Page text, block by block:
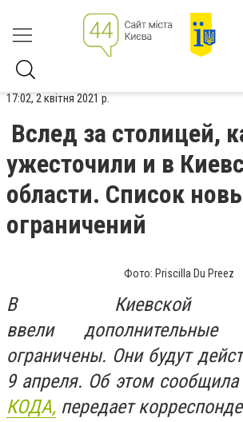
17:02, 2 квітня 2021 р.
Вслед за столицей,
ужесточили и в
области. Список
ограничений
Фото: Priscilla Du Preez
В Киевской
ввели дополнительные
ограничены. Они будут
9 апреля. Об этом сообщила
КОДА, передает